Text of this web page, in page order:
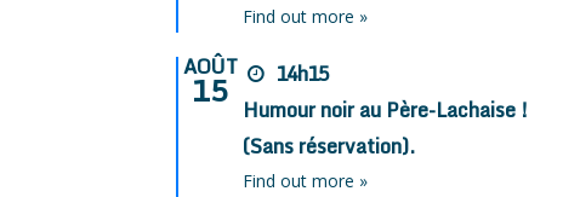
Find out more »
AOÛT
15
14h15
Humour noir au Père-Lachaise !
(Sans réservation).
Find out more »